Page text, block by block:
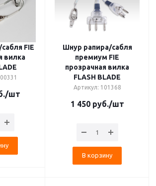
FIE
вилка
/шт
Шнур рапира/сабля
премиум FIE
прозрачная вилка
FLASH BLADE
Артикул: 101368
1 450руб./шт
В корзину